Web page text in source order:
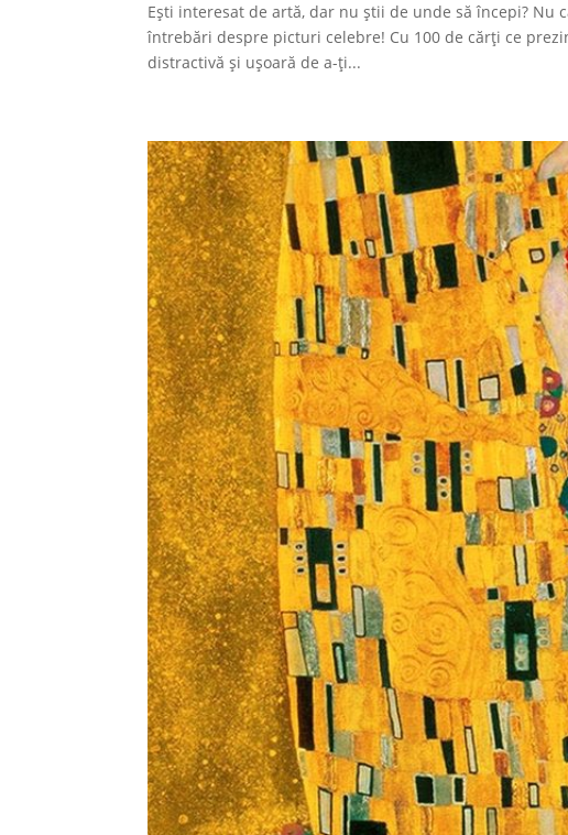
Ești interesat de artă, dar nu știi de unde să începi? Nu
întrebări despre picturi celebre! Cu 100 de cărți ce
distractivă și ușoară de a-ți...